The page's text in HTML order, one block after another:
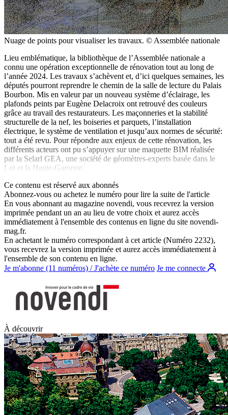
Nuage de points pour visualiser les travaux. © Assemblée nationale
Lieu emblématique, la bibliothèque de l’Assemblée nationale a
connu une opération exceptionnelle de rénovation tout au long de
l’année 2024. Les travaux s’achèvent et, d’ici quelques semaines, les
députés pourront reprendre le chemin de la salle de ­lecture du Palais
Bourbon. Mis en valeur par un nouveau système d’éclairage, les
plafonds peints par Eugène Delacroix ont retrouvé des couleurs
grâce au ­travail des restaurateurs. Les maçonneries et la stabilité
structurelle de la nef, les boiseries et parquets, l’installation
électrique, le système de ventilation et jusqu’aux normes de sécurité:
tout a été revu. Pour répondre aux enjeux de cette rénovation, les
différents acteurs ont pu s’appuyer sur une maquette BIM ­réalisée
par la Selarl GEA, une société de géomètres-experts basée dans le
Lot et la Haute-Garonne.
Ce contenu est réservé aux abonnés
Abonnez-vous ou achetez le numéro pour lire la suite de l'article
En vous abonnant au magazine novendi, vous recevrez la version
imprimée pendant un an au lieu de votre choix et aurez accès
immédiatement à l'ensemble des contenus en ligne du site novendi-
mag.fr.
En achetant le numéro correspondant à cet article (Numéro 2232),
vous recevrez la version imprimée et aurez accès immédiatement à
l'ensemble de son contenu en ligne.
Je m'abonne (11 numéros) / J'achète ce numéro Je me connecte
À découvrir